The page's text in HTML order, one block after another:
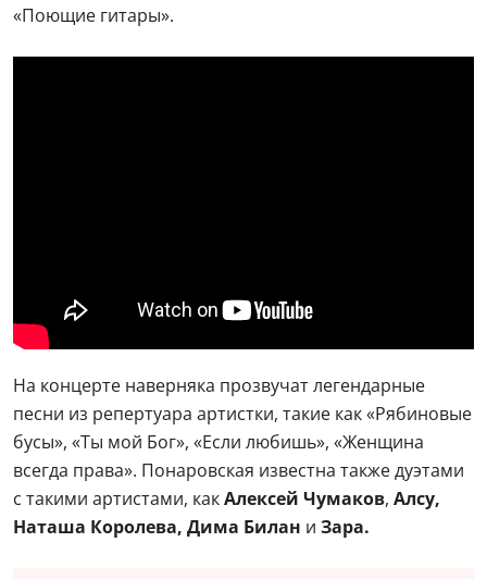
«Поющие гитары».
На концерте наверняка прозвучат легендарные
песни из репертуара артистки, такие как «Рябиновые
бусы», «Ты мой Бог», «Если любишь», «Женщина
всегда права». Понаровская известна также дуэтами
с такими артистами, какАлексей Чумаков, Алсу,
Наташа Королева, Дима Билан и Зара.